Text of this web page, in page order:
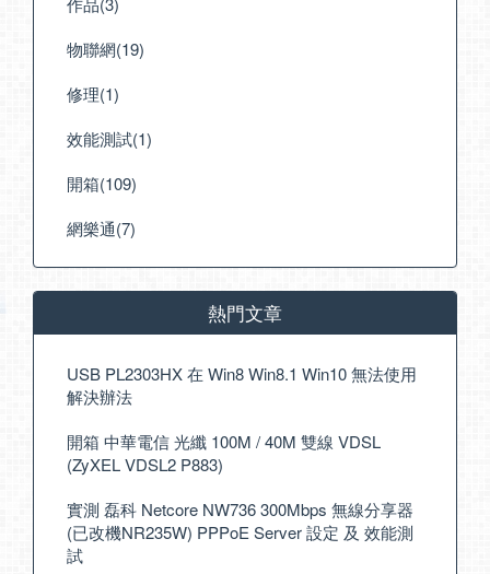
物聯網(19)
修理(1)
效能測試(1)
開箱(109)
網樂通(7)
熱門文章
USB PL2303HX 在 Win8 Win8.1 Win10 無法使用
解決辦法
開箱 中華電信 光纖 100M / 40M 雙線 VDSL
(ZyXEL VDSL2 P883)
實測 磊科 Netcore NW736 300Mbps 無線分享器
(已改機NR235W) PPPoE Server 設定 及 效能測
試